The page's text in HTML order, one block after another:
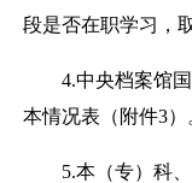
段是否在职学习，
4.中央档案馆
本情况表（附件3）
5.本（专）科